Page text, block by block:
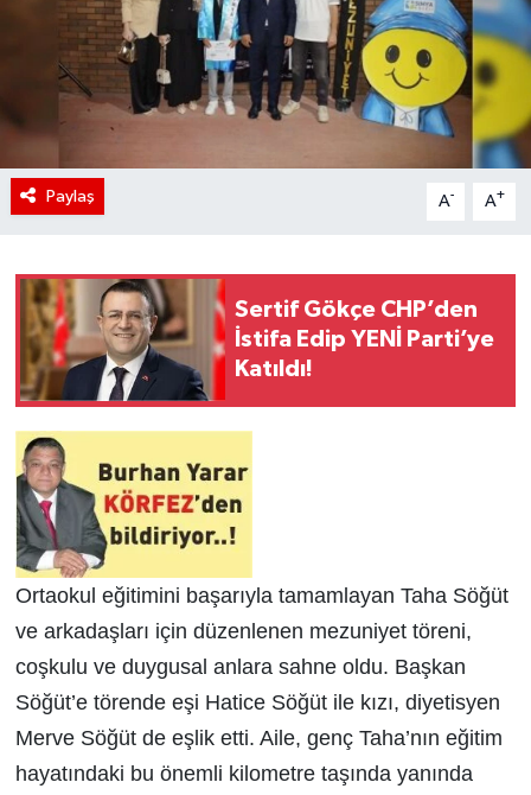
Paylaş A- A+
Sertif Gökçe CHP’den
İstifa Edip YENİ Parti’ye
Katıldı!
Ortaokul eğitimini başarıyla tamamlayan Taha Söğüt
ve arkadaşları için düzenlenen mezuniyet töreni,
coşkulu ve duygusal anlara sahne oldu. Başkan
Söğüt’e törende eşi Hatice Söğüt ile kızı, diyetisyen
Merve Söğüt de eşlik etti. Aile, genç Taha’nın eğitim
hayatındaki bu önemli kilometre taşında yanında